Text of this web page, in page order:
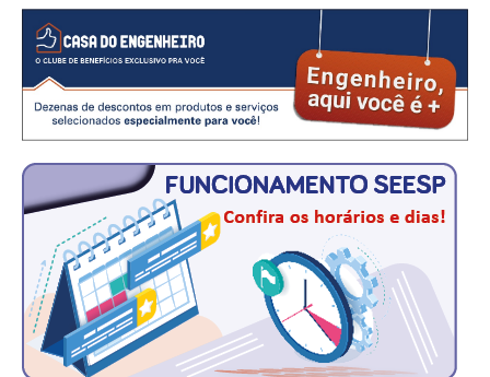
PLANO DE SAÚDE
SEESPPREV
CONSÓRCIOS
CAMPANHAS SALARIAIS
COMUNICAÇÃO
PALAVRA DO MURILO
NOTÍCIAS
CONTEÚDO ESPECIAL
JORNAL DO ENGENHEIRO